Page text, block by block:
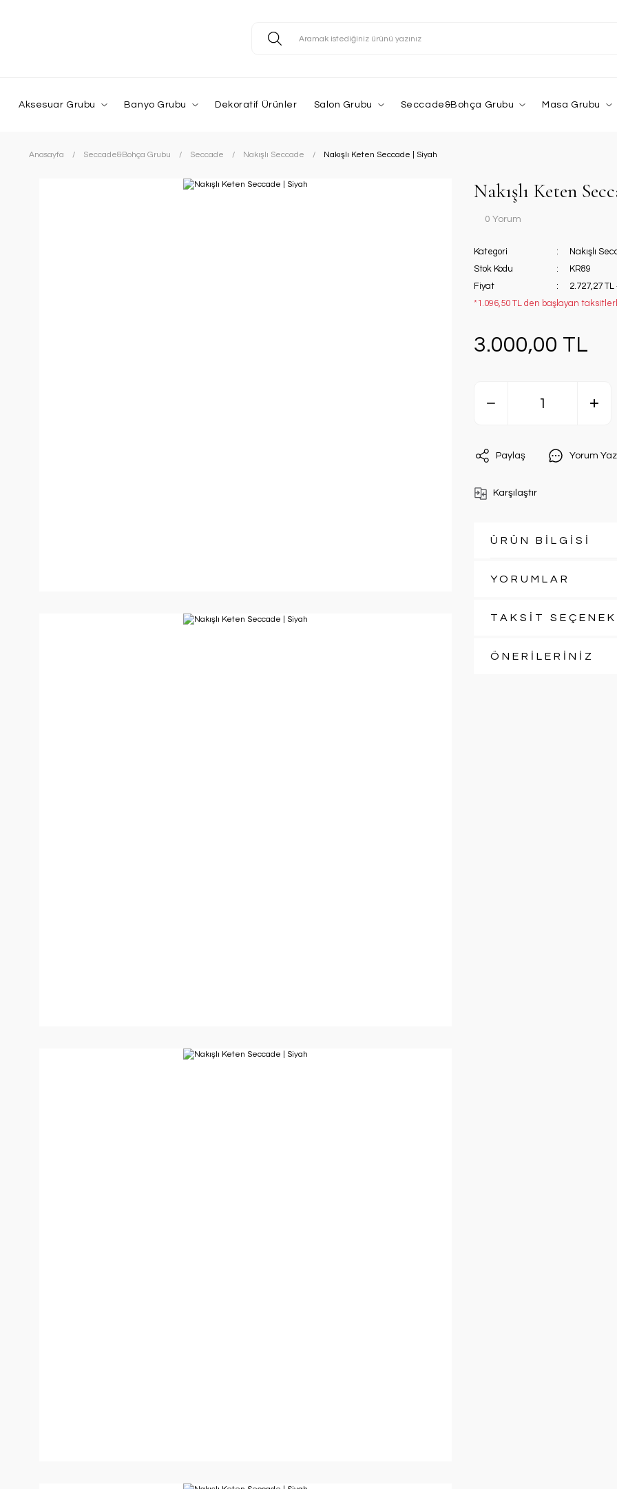
Aksesuar Grubu Banyo Grubu Dekoratif Ürünler Salon Grubu Seccade&Bohça Grubu Masa Grubu
Anasayfa Seccade&Bohça Grubu Seccade Nakışlı Seccade Nakışlı Keten Seccade | Siyah
Nakışlı Keten
0 Yorum
Kategori
Nakışlı
Stok Kodu
KR89
Fiyat
2.727,27 TL
*1.096,50 TL den başlayan
3.000,00 TL
Paylaş Yorum Yaz
Karşılaştır
ÜRÜN BİLGİSİ
YORUMLAR
TAKSİT
ÖNERİLERİNİZ